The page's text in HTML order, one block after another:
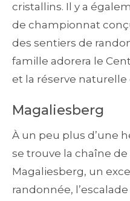
cristallins. Il y a
de championnat
des sentiers de
famille adorera le
et la réserve naturelle
Magaliesberg
À un peu plus d’une
se trouve la chaîne
Magaliesberg, un
randonnée,